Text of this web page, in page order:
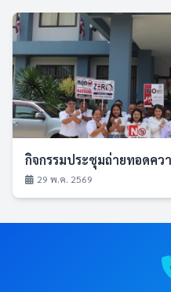
กิจกรรมประชุมถ่ายทอดคว
29 พ.ค. 2569